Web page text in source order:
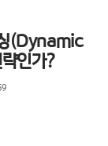
(Dynamic
인가?